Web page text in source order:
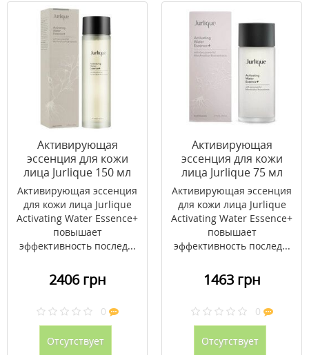
Активирующая
эссенция для кожи
лица Jurlique 150 мл
Активирующая эссенция
для кожи лица Jurlique
Activating Water Essence+
повышает
эффективность послед...
2406 грн
0
Отсутствует
Активирующая
эссенция для кожи
лица Jurlique 75 мл
Активирующая эссенция
для кожи лица Jurlique
Activating Water Essence+
повышает
эффективность послед...
1463 грн
0
Отсутствует